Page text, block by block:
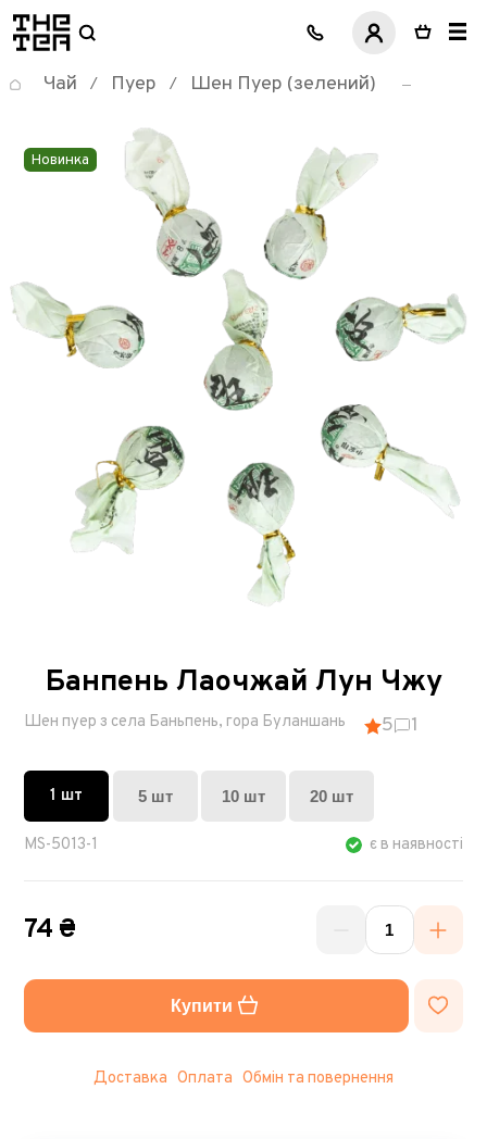
логотип
Чай / Пуер / Шен Пуер (зелений)
Новинка
Банпень Лаочжай Лун Чжу
Шен пуер з села Баньпень, гора Буланшань 5 1
1 шт 5 шт 10 шт 20 шт
MS-5013-1 є в наявності
74 ₴
Купити
Доставка Оплата Обмін та повернення